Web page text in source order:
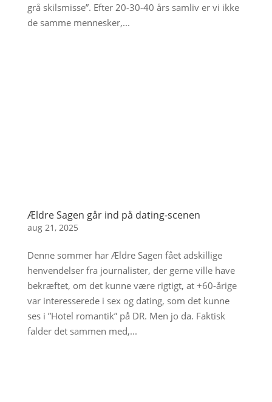
grå skilsmisse”. Efter 20-30-40 års samliv er vi ikke
de samme mennesker,...
Ældre Sagen går ind på dating-scenen
aug 21, 2025
Denne sommer har Ældre Sagen fået adskillige
henvendelser fra journalister, der gerne ville have
bekræftet, om det kunne være rigtigt, at +60-årige
var interesserede i sex og dating, som det kunne
ses i ”Hotel romantik” på DR. Men jo da. Faktisk
falder det sammen med,...